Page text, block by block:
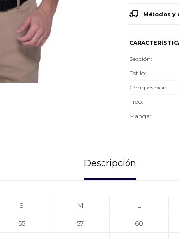
Métodos y
Sección
Estilo
Composición
Tipo
Manga
Descripción
S M L
55 57 60